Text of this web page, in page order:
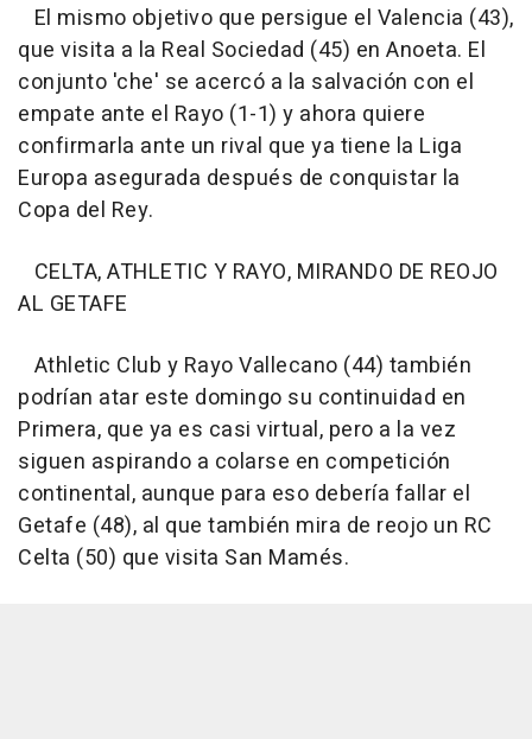
El mismo objetivo que persigue el Valencia (43),
que visita a la Real Sociedad (45) en Anoeta. El
conjunto 'che' se acercó a la salvación con el
empate ante el Rayo (1-1) y ahora quiere
confirmarla ante un rival que ya tiene la Liga
Europa asegurada después de conquistar la
Copa del Rey.
CELTA, ATHLETIC Y RAYO, MIRANDO DE REOJO
AL GETAFE
Athletic Club y Rayo Vallecano (44) también
podrían atar este domingo su continuidad en
Primera, que ya es casi virtual, pero a la vez
siguen aspirando a colarse en competición
continental, aunque para eso debería fallar el
Getafe (48), al que también mira de reojo un RC
Celta (50) que visita San Mamés.